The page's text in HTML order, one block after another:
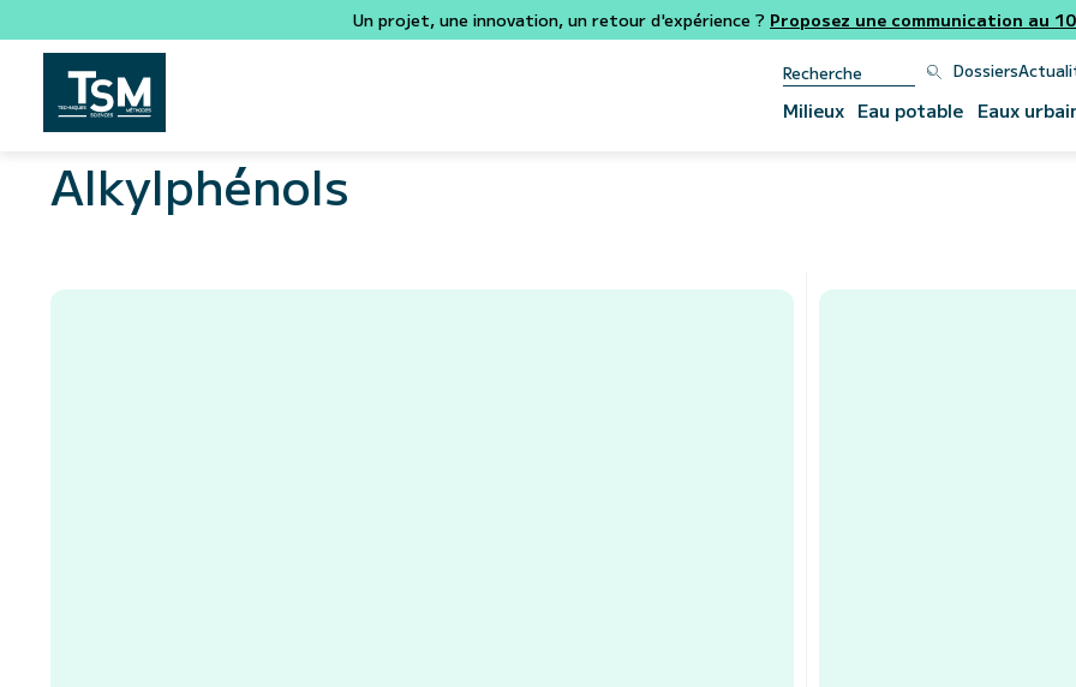
Un projet, une innovation, un retour d'expérience ? Proposez une communication au
Dossiers
Milieux Eau potable Eaux
Alkylphénols